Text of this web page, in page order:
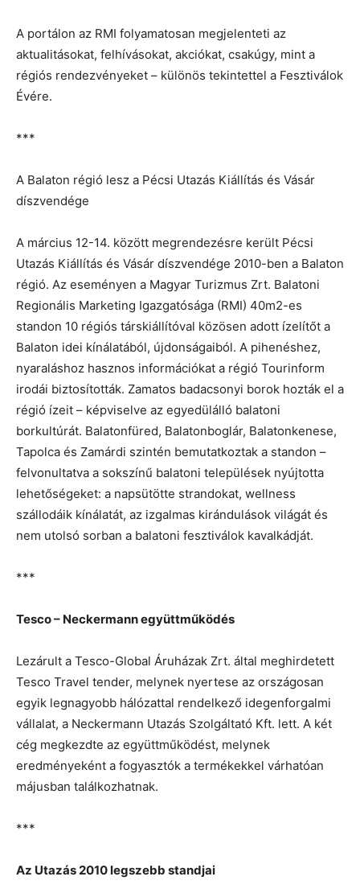
A portálon az RMI folyamatosan megjelenteti az
aktualitásokat, felhívásokat, akciókat, csakúgy, mint a
régiós rendezvényeket – különös tekintettel a Fesztiválok
Évére.
***
A Balaton régió lesz a Pécsi Utazás Kiállítás és Vásár
díszvendége
A március 12-14. között megrendezésre került Pécsi
Utazás Kiállítás és Vásár díszvendége 2010-ben a Balaton
régió. Az eseményen a Magyar Turizmus Zrt. Balatoni
Regionális Marketing Igazgatósága (RMI) 40m2-es
standon 10 régiós társkiállítóval közösen adott ízelítőt a
Balaton idei kínálatából, újdonságaiból. A pihenéshez,
nyaraláshoz hasznos információkat a régió Tourinform
irodái biztosították. Zamatos badacsonyi borok hozták el a
régió ízeit – képviselve az egyedülálló balatoni
borkultúrát. Balatonfüred, Balatonboglár, Balatonkenese,
Tapolca és Zamárdi szintén bemutatkoztak a standon –
felvonultatva a sokszínű balatoni települések nyújtotta
lehetőségeket: a napsütötte strandokat, wellness
szállodáik kínálatát, az izgalmas kirándulások világát és
nem utolsó sorban a balatoni fesztiválok kavalkádját.
***
Tesco – Neckermann együttműködés
Lezárult a Tesco-Global Áruházak Zrt. által meghirdetett
Tesco Travel tender, melynek nyertese az országosan
egyik legnagyobb hálózattal rendelkező idegenforgalmi
vállalat, a Neckermann Utazás Szolgáltató Kft. lett. A két
cég megkezdte az együttműködést, melynek
eredményeként a fogyasztók a termékekkel várhatóan
májusban találkozhatnak.
***
Az Utazás 2010 legszebb standjai